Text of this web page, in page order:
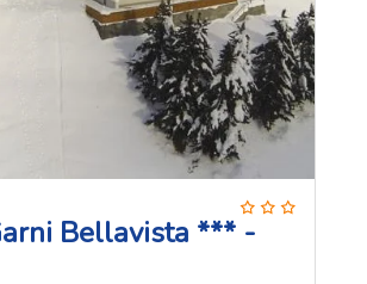
Bellavista *** -